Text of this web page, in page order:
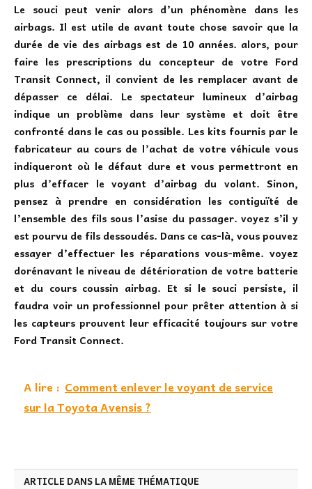
Le souci peut venir alors d’un phénomène dans les
airbags. Il est utile de avant toute chose savoir que la
durée de vie des airbags est de 10 années. alors, pour
faire les prescriptions du concepteur de votre Ford
Transit Connect, il convient de les remplacer avant de
dépasser ce délai. Le spectateur lumineux d’airbag
indique un problème dans leur système et doit être
confronté dans le cas ou possible. Les kits fournis par le
fabricateur au cours de l’achat de votre véhicule vous
indiqueront où le défaut dure et vous permettront en
plus d’effacer le voyant d’airbag du volant. Sinon,
pensez à prendre en considération les contiguïté de
l’ensemble des fils sous l’asise du passager. voyez s’il y
est pourvu de fils dessoudés. Dans ce cas-là, vous pouvez
essayer d’effectuer les réparations vous-même. voyez
dorénavant le niveau de détérioration de votre batterie
et du cours coussin airbag. Et si le souci persiste, il
faudra voir un professionnel pour prêter attention à si
les capteurs prouvent leur efficacité toujours sur votre
Ford Transit Connect.
A lire : Comment enlever le voyant de service
sur la Toyota Avensis ?
ARTICLE DANS LA MÊME THÉMATIQUE